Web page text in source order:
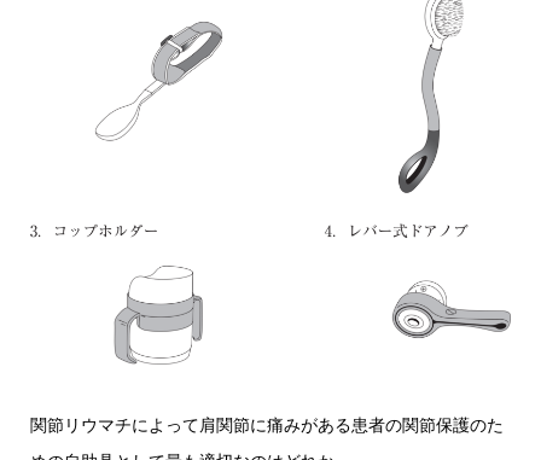
関節リウマチによって肩関節に痛みがある患者の関節保護のた